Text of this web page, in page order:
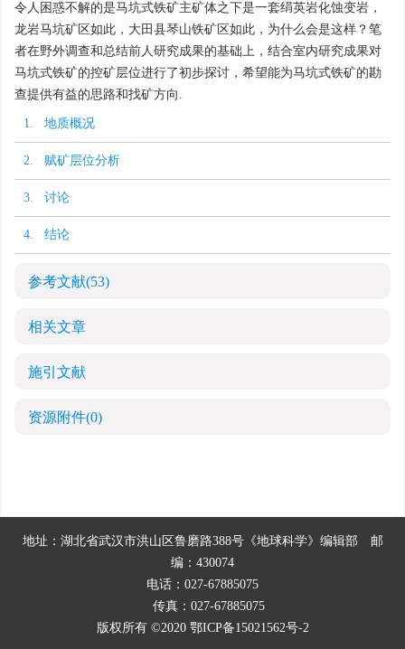
令人困惑不解的是马坑式铁矿主矿体之下是一套绢英岩化蚀变岩，
龙岩马坑矿区如此，大田县琴山铁矿区如此，为什么会是这样？笔
者在野外调查和总结前人研究成果的基础上，结合室内研究成果对
马坑式铁矿的控矿层位进行了初步探讨，希望能为马坑式铁矿的勘
查提供有益的思路和找矿方向.
1. 地质概况
2. 赋矿层位分析
3. 讨论
4. 结论
参考文献(53)
相关文章
施引文献
资源附件(0)
地址：湖北省武汉市洪山区鲁磨路388号《地球科学》编辑部 邮
编：430074
电话：027-67885075
传真：027-67885075
版权所有 ©2020 鄂ICP备15021562号-2